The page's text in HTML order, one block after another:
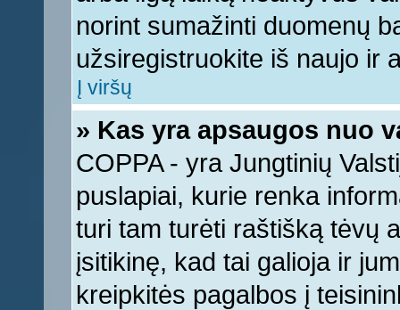
norint sumažinti duomenų
užsiregistruokite iš naujo ir
Į viršų
» Kas yra apsaugos nuo
COPPA - yra Jungtinių
puslapiai, kurie renka
turi tam turėti raštišką tėvų
įsitikinę, kad tai galioja ir
kreipkitės pagalbos į